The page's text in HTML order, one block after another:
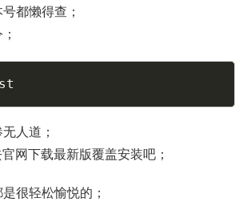
都懒得查；
人道；
网下载最新版覆盖安装吧；
很轻松愉悦的；